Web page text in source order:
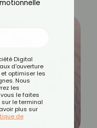
Digital
d'ouverture
optimiser les
Nous
les
le faites
le terminal
plus sur
de